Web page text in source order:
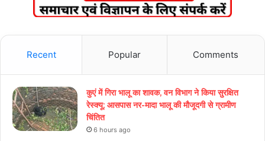
Recent Popular Comments
कुएं में गिरा भालू का शावक, वन विभाग ने किया सुरक्षित
रेस्क्यू; आसपास नर-मादा भालू की मौजूदगी से ग्रामीण
चिंतित
6 hours ago